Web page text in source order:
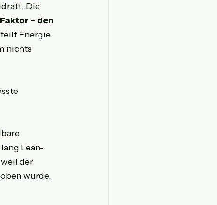
Die
– den
Energie
nichts
Lean-
der
wurde,